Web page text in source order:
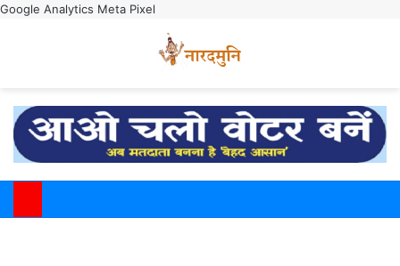
Google Analytics Meta Pixel